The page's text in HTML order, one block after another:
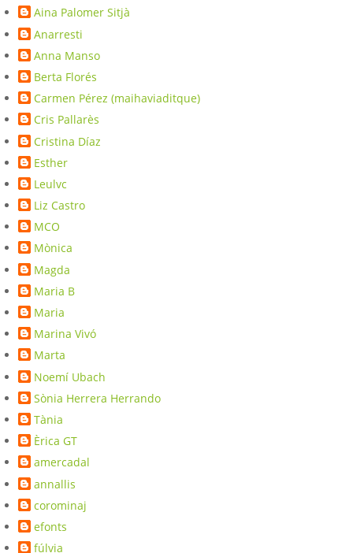
Aina Palomer Sitjà
Anarresti
Anna Manso
Berta Florés
Carmen Pérez (maihaviaditque)
Cris Pallarès
Cristina Díaz
Esther
Leulvc
Liz Castro
MCO
Mònica
Magda
Maria B
Maria
Marina Vivó
Marta
Noemí Ubach
Sònia Herrera Herrando
Tània
Èrica GT
amercadal
annallis
corominaj
efonts
fúlvia